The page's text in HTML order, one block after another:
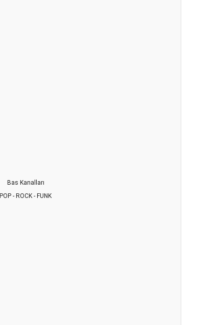
Bas Kanalları
POP - ROCK - FUNK